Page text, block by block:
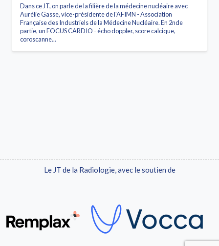
Dans ce JT, on parle de la filière de la médecine nucléaire avec
Aurélie Gasse, vice-présidente de l'AFIMN - Association
Française des Industriels de la Médecine Nucléaire. En 2nde
partie, un FOCUS CARDIO - écho doppler, score calcique,
coroscanne...
Le JT de la Radiologie, avec le soutien de